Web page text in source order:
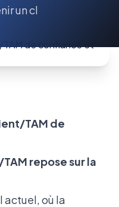
un cl
TAM de
repose sur la
actuel, où la